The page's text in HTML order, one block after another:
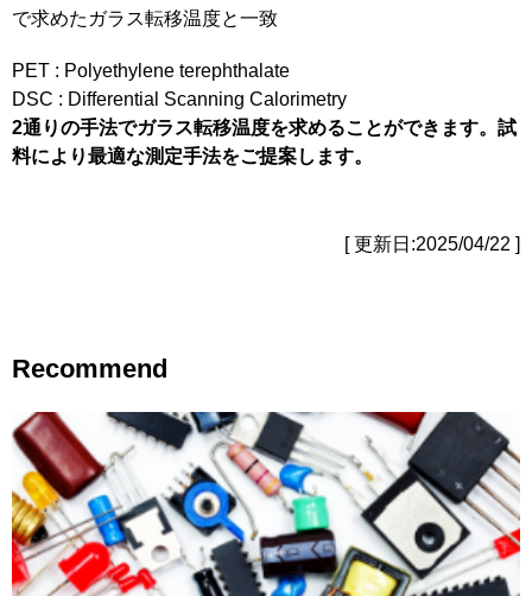
で求めたガラス転移温度と一致
PET : Polyethylene terephthalate
DSC : Differential Scanning Calorimetry
2通りの手法でガラス転移温度を求めることができます。試
料により最適な測定手法をご提案します。
[ 更新日:2025/04/22 ]
Recommend